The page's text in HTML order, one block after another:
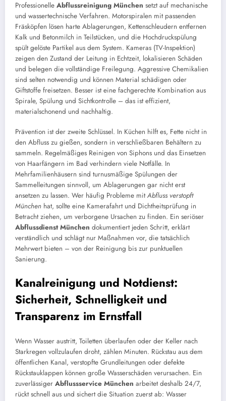
Professionelle Abflussreinigung München setzt auf mechanische
und wassertechnische Verfahren. Motorspiralen mit passenden
Fräsköpfen lösen harte Ablagerungen, Kettenschleudern entfernen
Kalk und Betonmilch in Teilstücken, und die Hochdruckspülung
spült gelöste Partikel aus dem System. Kameras (TV-Inspektion)
zeigen den Zustand der Leitung in Echtzeit, lokalisieren Schäden
und belegen die vollständige Freilegung. Aggressive Chemikalien
sind selten notwendig und können Material schädigen oder
Giftstoffe freisetzen. Besser ist eine fachgerechte Kombination aus
Spirale, Spülung und Sichtkontrolle – das ist effizient,
materialschonend und nachhaltig.
Prävention ist der zweite Schlüssel. In Küchen hilft es, Fette nicht in
den Abfluss zu gießen, sondern in verschließbaren Behältern zu
sammeln. Regelmäßiges Reinigen von Siphons und das Einsetzen
von Haarfängern im Bad verhindern viele Notfälle. In
Mehrfamilienhäusern sind turnusmäßige Spülungen der
Sammelleitungen sinnvoll, um Ablagerungen gar nicht erst
ansetzen zu lassen. Wer häufig Probleme mitAbfluss verstopft
München hat, sollte eine Kamerafahrt und Dichtheitsprüfung in
Betracht ziehen, um verborgene Ursachen zu finden. Ein seriöser
Abflussdienst München dokumentiert jeden Schritt, erklärt
verständlich und schlägt nur Maßnahmen vor, die tatsächlich
Mehrwert bieten – von der Reinigung bis zur punktuellen
Sanierung.
Kanalreinigung und Notdienst:
Sicherheit, Schnelligkeit und
Transparenz im Ernstfall
Wenn Wasser austritt, Toiletten überlaufen oder der Keller nach
Starkregen vollzulaufen droht, zählen Minuten. Rückstau aus dem
öffentlichen Kanal, verstopfte Grundleitungen oder defekte
Rückstauklappen können große Wasserschäden verursachen. Ein
zuverlässiger Abflussservice München arbeitet deshalb 24/7,
rückt schnell aus und sichert die Situation zuerst ab: Wasser